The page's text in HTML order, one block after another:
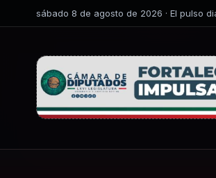
sábado 8 de agosto de 2026 · El pulso